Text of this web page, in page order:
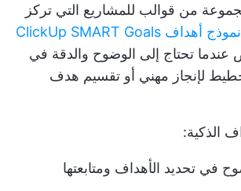
قوالب للمشاريع التي تركز
نموذج أهداف ClickUp SMART Goals
تحتاج إلى الوضوح والدقة في
لإنجاز مهني أو تقسيم هدف
الذكية:
في تحديد الأهداف ومتابعتها